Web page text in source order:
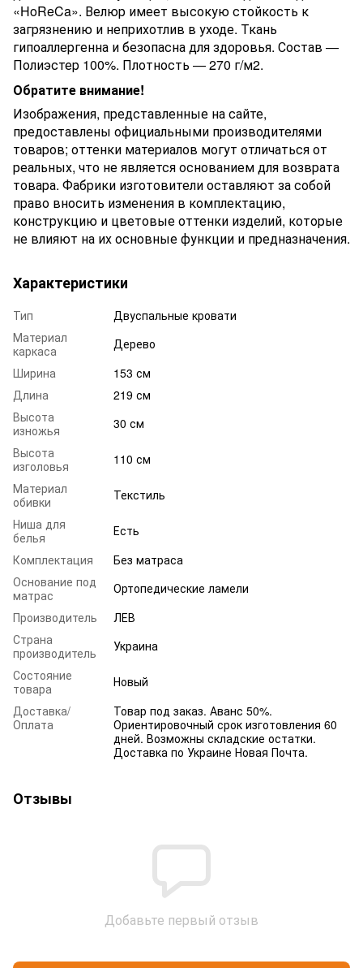
«HoReCa». Велюр имеет высокую стойкость к
загрязнению и неприхотлив в уходе. Ткань
гипоаллергенна и безопасна для здоровья. Состав —
Полиэстер 100%. Плотность — 270 г/м2.
Обратите внимание!
Изображения, представленные на сайте,
предоставлены официальными производителями
товаров; оттенки материалов могут отличаться от
реальных, что не является основанием для возврата
товара. Фабрики изготовители оставляют за собой
право вносить изменения в комплектацию,
конструкцию и цветовые оттенки изделий, которые
не влияют на их основные функции и предназначения.
Характеристики
Тип
Двуспальные кровати
Материал
каркаса
Дерево
Ширина
153 см
Длина
219 см
Высота
изножья
30 см
Высота
изголовья
110 см
Материал
обивки
Текстиль
Ниша для
белья
Есть
Комплектация
Без матраса
Основание под
матрас
Ортопедические ламели
Производитель
ЛЕВ
Страна
производитель
Украина
Состояние
товара
Новый
Доставка/
Оплата
Товар под заказ. Аванс 50%.
Ориентировочный срок изготовления 60
дней. Возможны складские остатки.
Доставка по Украине Новая Почта.
Отзывы
Добавьте первый отзыв